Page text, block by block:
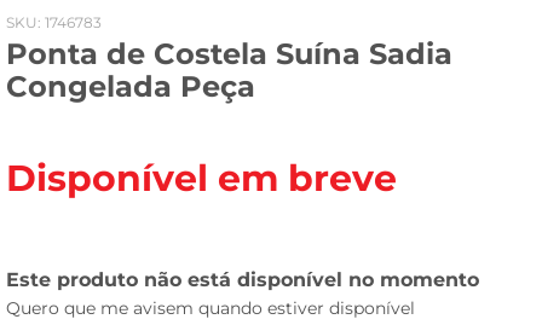
: 1746783
Ponta de Costela Suína Sadia
Congelada Peça
Disponível em breve
fogao
café
cerveja
leite
celular